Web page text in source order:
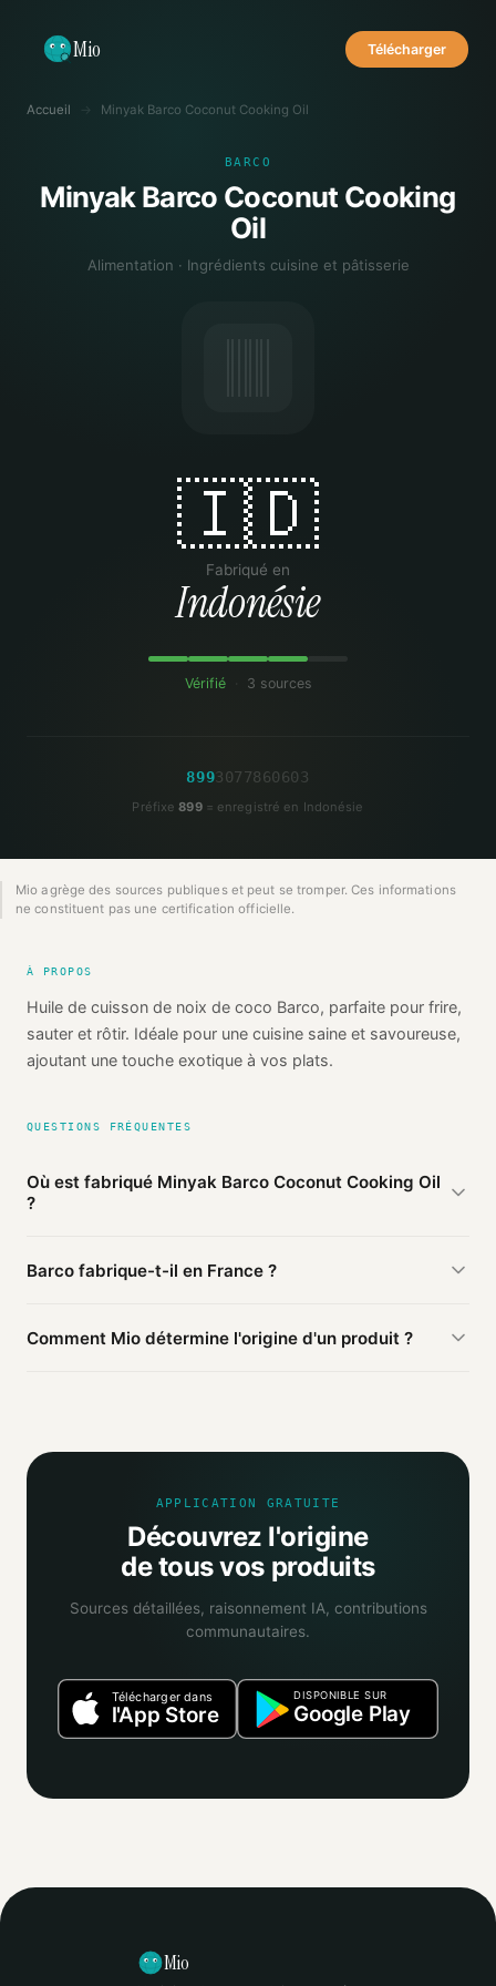
Mio Télécharger
Accueil → Minyak Barco Coconut Cooking Oil
BARCO
Minyak Barco Coconut Cooking
Oil
Alimentation · Ingrédients cuisine et pâtisserie
🇮🇩
Fabriqué en
Indonésie
Vérifié 3 sources
899307786060 3
Préfixe899= enregistré en Indonésie
Mio agrège des sources publiques et peut se tromper. Ces informations
ne constituent pas une certification officielle.
À PROPOS
Huile de cuisson de noix de coco Barco, parfaite pour frire,
sauter et rôtir. Idéale pour une cuisine saine et savoureuse,
ajoutant une touche exotique à vos plats.
QUESTIONS FRÉQUENTES
Où est fabriqué Minyak Barco Coconut Cooking Oil
?
Barco Coconut Cooking Oil de Barco est fabriqué en
Barco fabrique-t-il en France ?
produits de la marque peuvent être fabriqués ailleurs.
Comment Mio détermine l'origine d'un produit ?
selon la fiabilité des informations trouvées.
APPLICATION GRATUITE
Découvrez l'origine
de tous vos produits
Sources détaillées, raisonnement IA, contributions
communautaires.
Télécharger dans
l'App Store
DISPONIBLE SUR
Google Play
Mio